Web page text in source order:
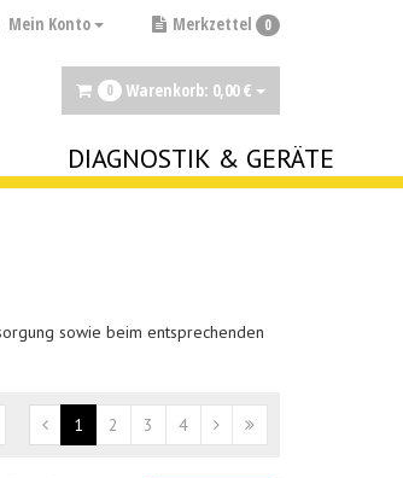
Merkzettel 0
Mein Konto
0 Warenkorb: 0,00 €
DIAGNOSTIK & GERÄTE
sowie beim entsprechenden
1 2 3 4